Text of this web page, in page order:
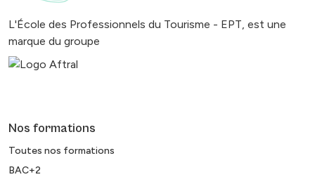
L'École des Professionnels du Tourisme - EPT, est une
marque du groupe
Nos formations
Toutes nos formations
BAC+2